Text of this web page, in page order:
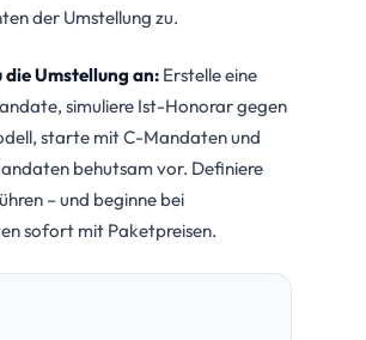
der Umstellung zu.
die Umstellung an: Erstelle eine
simuliere Ist-Honorar gegen
starte mit C-Mandaten und
behutsam vor. Definiere
– und beginne bei
sofort mit Paketpreisen.